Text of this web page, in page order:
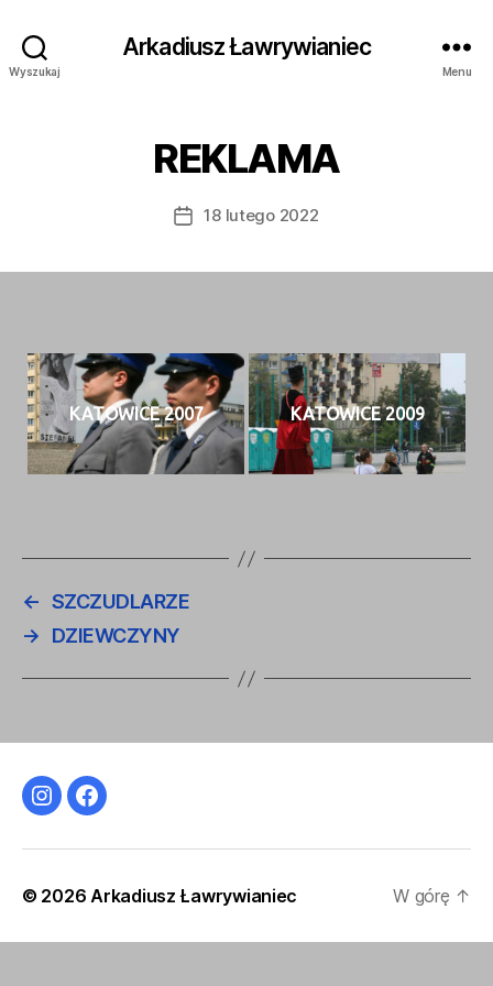
Wyszukaj
Arkadiusz Ławrywianiec
Menu
REKLAMA
Data18 lutego 2022
KATOWICE 2007 KATOWICE 2009
← SZCZUDLARZE
→
DZIEWCZYNY
InstagramFacebook
© 2026Arkadiusz Ławrywianiec W górę ↑